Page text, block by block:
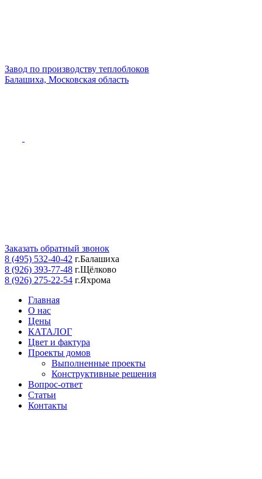
Завод по производству теплоблоков
Балашиха, Московская область
Заказать обратный звонок
8 (495) 532-40-42 г.Балашиха
8 (926) 393-77-48 г.Щёлково
8 (926) 275-22-54 г.Яхрома
Главная
О нас
Цены
КАТАЛОГ
Цвет и фактура
Проекты домов
Выполненные проекты
Конструктивные решения
Вопрос-ответ
Статьи
Контакты